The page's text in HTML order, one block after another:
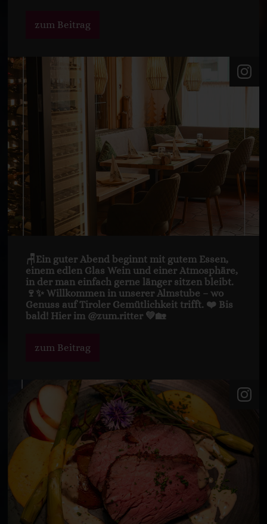
zum Beitrag
🪑Ein guter Abend beginnt mit gutem Essen,
einem edlen Glas Wein und einer Atmosphäre,
in der man einfach gerne länger sitzen bleibt.
🍷✨ Willkommen in unserer Almstube – wo
Genuss auf Tiroler Gemütlichkeit trifft. ❤️ Bis
bald! Hier im @zum.ritter 💚🏡
zum Beitrag